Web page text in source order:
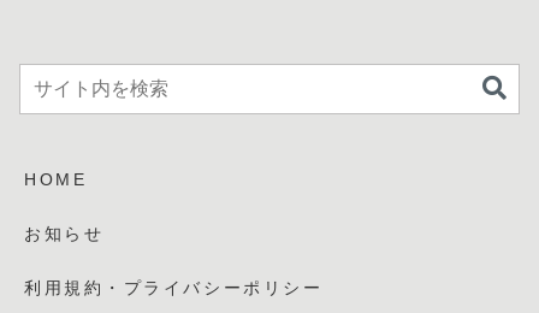
HOME
お知らせ
利用規約・プライバシーポリシー